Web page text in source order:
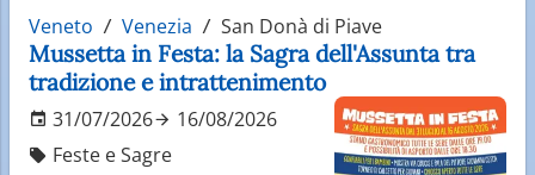
Veneto Venezia San Donà di Piave
Mussetta in Festa: la Sagra dell'Assunta tra
tradizione e intrattenimento
31/07/2026
16/08/2026
Feste e Sagre